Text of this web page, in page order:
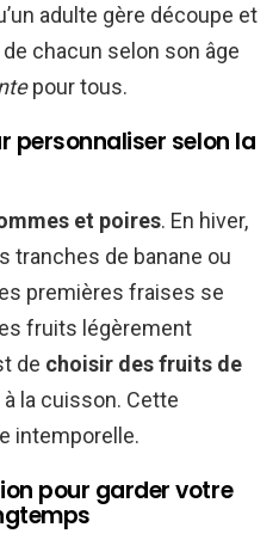
adulte gère découpe et
de chacun selon son âge
pour tous.
personnaliser selon la
et poires. En hiver,
tranches de banane ou
premières fraises se
fruits légèrement
de choisir des fruits de
la cuisson. Cette
intemporelle.
pour garder votre